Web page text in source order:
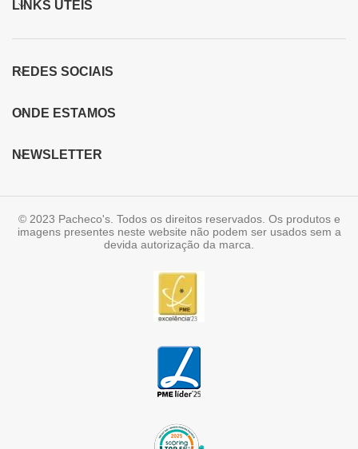
LINKS ÚTEIS
REDES SOCIAIS
ONDE ESTAMOS
NEWSLETTER
© 2023 Pacheco's. Todos os direitos reservados. Os produtos e
imagens presentes neste website não podem ser usados sem a
devida autorização da marca.